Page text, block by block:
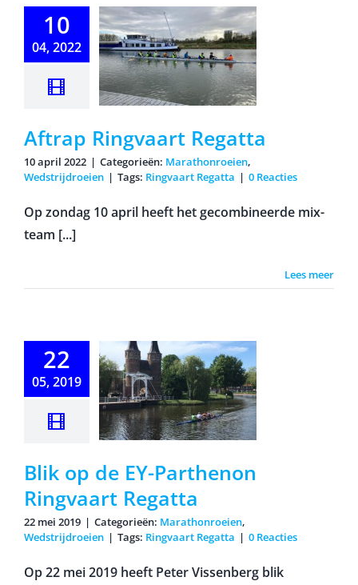
10
04, 2022
Aftrap Ringvaart Regatta
10 april 2022 | Categorieën: Marathonroeien,
Wedstrijdroeien | Tags: Ringvaart Regatta | 0 Reacties
Op zondag 10 april heeft het gecombineerde mix-
team [...]
Lees meer
22
05, 2019
de EY-
Blik op de EY-Parthenon
Ringvaart Regatta
22 mei 2019 | Categorieën: Marathonroeien,
Wedstrijdroeien | Tags: Ringvaart Regatta | 0 Reacties
Op 22 mei 2019 heeft Peter Vissenberg blik